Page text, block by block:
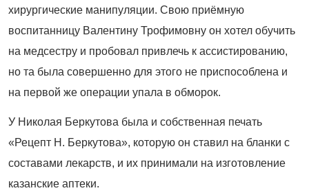
хирургические манипуляции. Свою приёмную
воспитанницу Валентину Трофимовну он хотел обучить
на медсестру и пробовал привлечь к ассистированию,
но та была совершенно для этого не приспособлена и
на первой же операции упала в обморок.
У Николая Беркутова была и собственная печать
«Рецепт Н. Беркутова», которую он ставил на бланки с
составами лекарств, и их принимали на изготовление
казанские аптеки.